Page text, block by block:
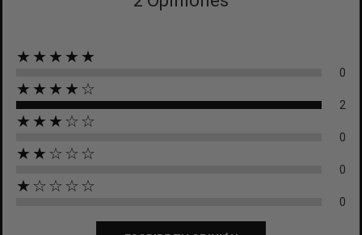
★★★★★
0
★★★★☆
2
★★★☆☆
0
★★☆☆☆
0
★☆☆☆☆
0